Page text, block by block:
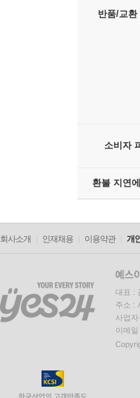
반품/교환
소비자
환불 지연
회사소개 인재채용 이용약관 개
대표 :
주소 :
사업
이메